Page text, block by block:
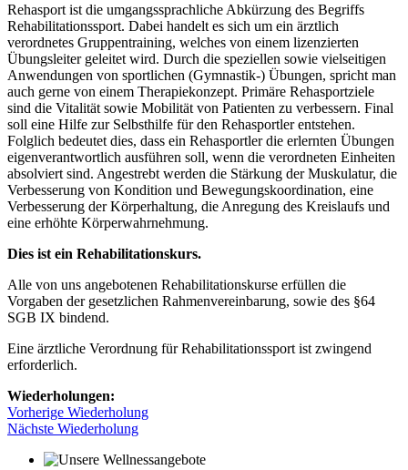
Rehasport ist die umgangssprachliche Abkürzung des Begriffs
Rehabilitationssport. Dabei handelt es sich um ein ärztlich
verordnetes Gruppentraining, welches von einem lizenzierten
Übungsleiter geleitet wird. Durch die speziellen sowie vielseitigen
Anwendungen von sportlichen (Gymnastik-) Übungen, spricht man
auch gerne von einem Therapiekonzept. Primäre Rehasportziele
sind die Vitalität sowie Mobilität von Patienten zu verbessern. Final
soll eine Hilfe zur Selbsthilfe für den Rehasportler entstehen.
Folglich bedeutet dies, dass ein Rehasportler die erlernten Übungen
eigenverantwortlich ausführen soll, wenn die verordneten Einheiten
absolviert sind. Angestrebt werden die Stärkung der Muskulatur, die
Verbesserung von Kondition und Bewegungskoordination, eine
Verbesserung der Körperhaltung, die Anregung des Kreislaufs und
eine erhöhte Körperwahrnehmung.
Dies ist ein Rehabilitationskurs.
Alle von uns angebotenen Rehabilitationskurse erfüllen die
Vorgaben der gesetzlichen Rahmenvereinbarung, sowie des §64
SGB IX bindend.
Eine ärztliche Verordnung für Rehabilitationssport ist zwingend
erforderlich.
Wiederholungen:
Vorherige Wiederholung
Nächste Wiederholung